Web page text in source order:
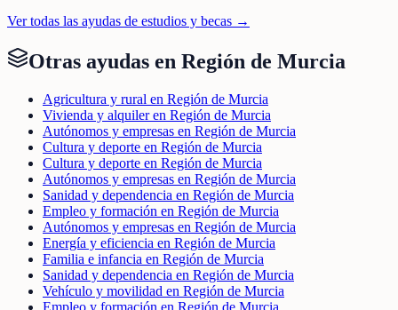
Ver todas las ayudas de estudios y becas →
Otras ayudas en Región de Murcia
Agricultura y rural en Región de Murcia
Vivienda y alquiler en Región de Murcia
Autónomos y empresas en Región de Murcia
Cultura y deporte en Región de Murcia
Cultura y deporte en Región de Murcia
Autónomos y empresas en Región de Murcia
Sanidad y dependencia en Región de Murcia
Empleo y formación en Región de Murcia
Autónomos y empresas en Región de Murcia
Energía y eficiencia en Región de Murcia
Familia e infancia en Región de Murcia
Sanidad y dependencia en Región de Murcia
Vehículo y movilidad en Región de Murcia